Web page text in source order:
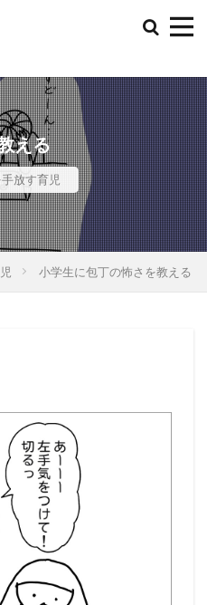
える
放す育児
小学生に包丁の怖さを教える